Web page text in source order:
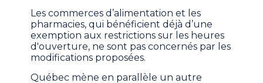
Les commerces d’alimentation et les
pharmacies, qui bénéficient déjà d’une
exemption aux restrictions sur les heures
d'ouverture, ne sont pas concernés par les
modifications proposées.
Québec mène en parallèle un autre